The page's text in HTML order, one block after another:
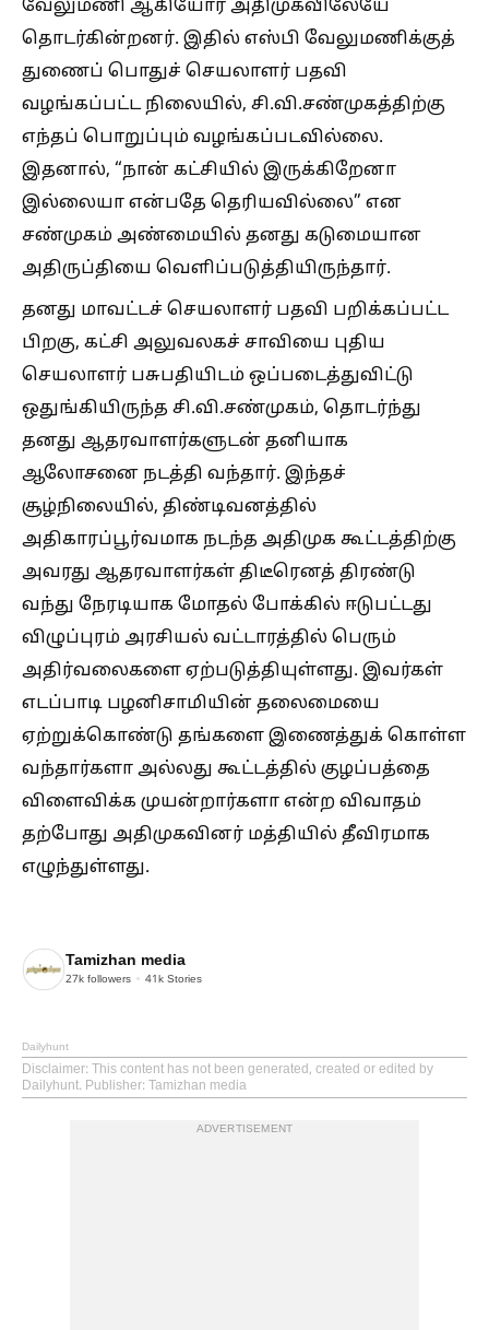
வேலுமணி ஆகியோர் அதிமுகவிலேயே
தொடர்கின்றனர். இதில் எஸ்பி வேலுமணிக்குத்
துணைப் பொதுச் செயலாளர் பதவி
வழங்கப்பட்ட நிலையில், சி.வி.சண்முகத்திற்கு
எந்தப் பொறுப்பும் வழங்கப்படவில்லை.
இதனால், “நான் கட்சியில் இருக்கிறேனா
இல்லையா என்பதே தெரியவில்லை” என
சண்முகம் அண்மையில் தனது கடுமையான
அதிருப்தியை வெளிப்படுத்தியிருந்தார்.
தனது மாவட்டச் செயலாளர் பதவி பறிக்கப்பட்ட
பிறகு, கட்சி அலுவலகச் சாவியை புதிய
செயலாளர் பசுபதியிடம் ஒப்படைத்துவிட்டு
ஒதுங்கியிருந்த சி.வி.சண்முகம், தொடர்ந்து
தனது ஆதரவாளர்களுடன் தனியாக
ஆலோசனை நடத்தி வந்தார். இந்தச்
சூழ்நிலையில், திண்டிவனத்தில்
அதிகாரப்பூர்வமாக நடந்த அதிமுக கூட்டத்திற்கு
அவரது ஆதரவாளர்கள் திடீரெனத் திரண்டு
வந்து நேரடியாக மோதல் போக்கில் ஈடுபட்டது
விழுப்புரம் அரசியல் வட்டாரத்தில் பெரும்
அதிர்வலைகளை ஏற்படுத்தியுள்ளது. இவர்கள்
எடப்பாடி பழனிசாமியின் தலைமையை
ஏற்றுக்கொண்டு தங்களை இணைத்துக் கொள்ள
வந்தார்களா அல்லது கூட்டத்தில் குழப்பத்தை
விளைவிக்க முயன்றார்களா என்ற விவாதம்
தற்போது அதிமுகவினர் மத்தியில் தீவிரமாக
எழுந்துள்ளது.
Tamizhan media
27k followers 41k Stories
Dailyhunt
Disclaimer: This content has not been generated, created or edited by
Dailyhunt. Publisher: Tamizhan media
ADVERTISEMENT